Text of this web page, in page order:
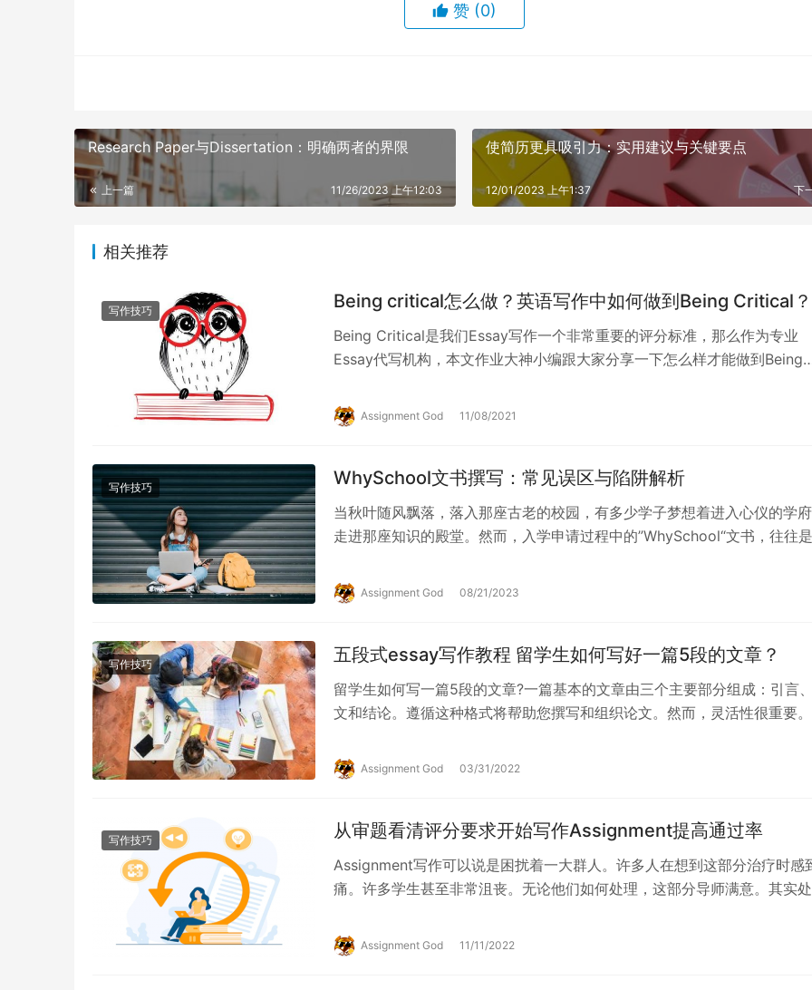
赞 (0)
Research Paper与Dissertation：明确两者的界限
上一篇 11/26/2023 上午12:03
使简历更具吸引力：实用建议与关键要点
下
12/01/2023 上午1:37
相关推荐
写作技巧 Being critical怎么做？英语写作中如何做到Being Critical？
Being Critical是我们Essay写作一个非常重要的评分标准，那么作为专业
Essay代写机构，本文作业大神小编跟大家分享一下怎么样才能做到Being
Assignment God 11/08/2021
写作技巧 WhySchool文书撰写：常见误区与陷阱解析
当秋叶随风飘落，落入那座古老的校园，有多少学子梦想着进入心仪的学府
走进那座知识的殿堂。然而，入学申请过程中的”WhySchool“文书，往往
Assignment God 08/21/2023
写作技巧 五段式essay写作教程 留学生如何写好一篇5段的文章？
留学生如何写一篇5段的文章?一篇基本的文章由三个主要部分组成：引言
文和结论。遵循这种格式将帮助您撰写和组织论文。然而，灵活性很重要。
Assignment God 03/31/2022
写作技巧 从审题看清评分要求开始写作Assignment提高通过率
Assignment写作可以说是困扰着一大群人。许多人在想到这部分治疗时感
痛。许多学生甚至非常沮丧。无论他们如何处理，这部分导师满意。其实处
Assignment God 11/11/2022